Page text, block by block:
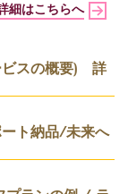
細はこちらへ
ビスの概要) 詳
ト納品/未来へ